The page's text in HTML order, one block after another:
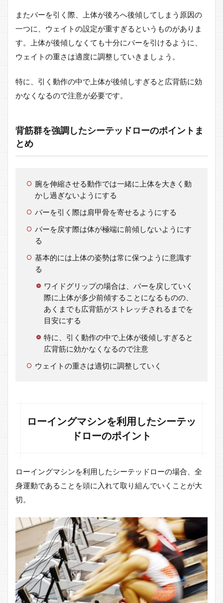
またバーを引く際、上体が後ろへ後傾してしまう原因の
一つに、ウェイトの設定が重すぎるというものがありま
す。上体が後傾しなくても十分にバーを引けるように、
ウェイトの重さは適度に調整していきましょう。
特に、引く動作の中で上体が後傾しすぎると広背筋に効
かなくなるので注意が必要です。
背筋群を強調したシーテッドローのポイントま
とめ
腕を伸縮させる動作では一緒に上体を大きく動
かし過ぎないようにする
バーを引く際は肩甲骨を寄せるようにする
バーを戻す際は体が極端に前傾しないようにす
る
基本的には上体の姿勢は常に保つように意識す
る
ワイドグリップの場合は、バーを戻していく
際に上体が多少前傾することになるものの、
あくまでも広背筋がストレッチされるまでを
目安にする
特に、引く動作の中で上体が後傾しすぎると
広背筋に効かなくなるので注意
ウェイトの重さは適切に調整していく
ローイングマシンを利用したシーテッ
ドローのポイント
ローイングマシンを利用したシーテッドローの場合、全
身運動であることを頭に入れて取り組んでいくことが大
切。